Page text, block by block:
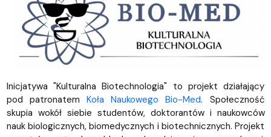
Inicjatywa "Kulturalna Biotechnologia" to projekt działający
pod patronatem Koła Naukowego Bio-Med. Społeczność
skupia wokół siebie studentów, doktorantów i naukowców
nauk biologicznych, biomedycznych i biotechnicznych. Projekt